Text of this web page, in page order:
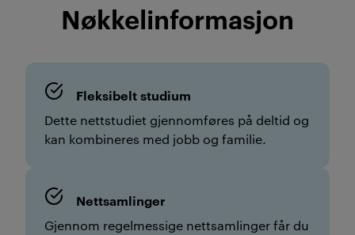
Nøkkelinformasjon
Fleksibelt studium
Dette nettstudiet gjennomføres på deltid og
kan kombineres med jobb og familie.
Nettsamlinger
Gjennom regelmessige nettsamlinger får du